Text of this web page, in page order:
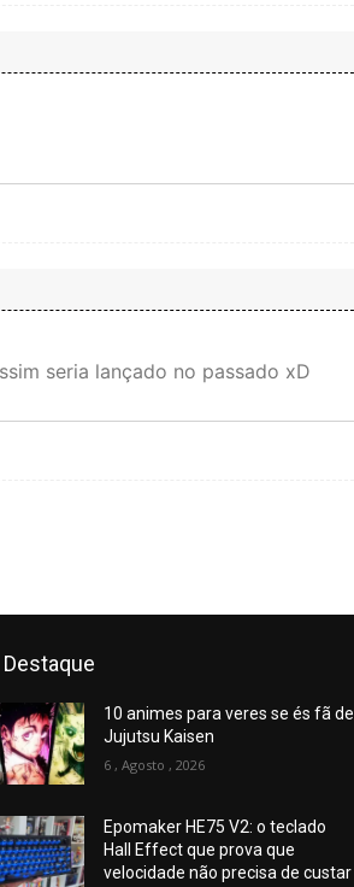
seria lançado no passado xD
Destaque
10 animes para veres se és fã de
Jujutsu Kaisen
6 , Agosto , 2026
Epomaker HE75 V2: o teclado
Hall Effect que prova que
velocidade não precisa de custar